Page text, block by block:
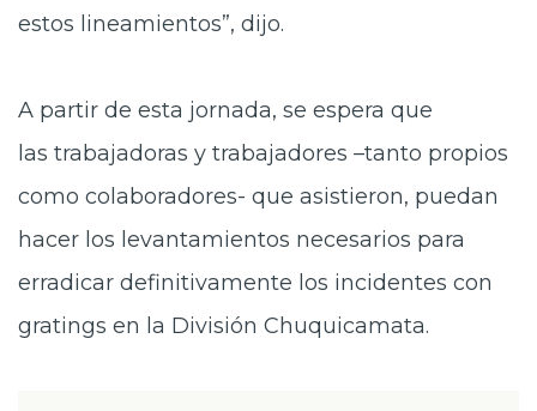
estos lineamientos”, dijo.
A partir de esta jornada, se espera que
las trabajadoras y trabajadores –tanto propios
como colaboradores- que asistieron, puedan
hacer los levantamientos necesarios para
erradicar definitivamente los incidentes con
gratings en la División Chuquicamata.